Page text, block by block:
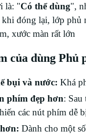
là: "Có thể dùng",
đóng lại, lớp phủ
xước màn rất lớn
của dùng Phủ
bụi và nước: Khá
phím đẹp hơn:
các nút phím dễ
Dành cho một